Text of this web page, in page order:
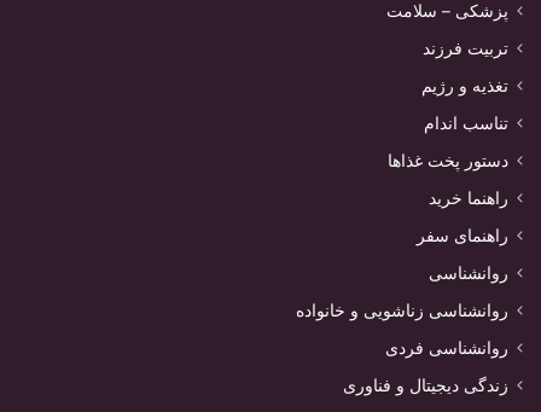
پزشکی – سلامت
تربیت فرزند
تغذیه و رژیم
تناسب اندام
دستور پخت غذاها
راهنما خرید
راهنمای سفر
روانشناسی
روانشناسی زناشویی و خانواده
روانشناسی فردی
زندگی دیجیتال و فناوری